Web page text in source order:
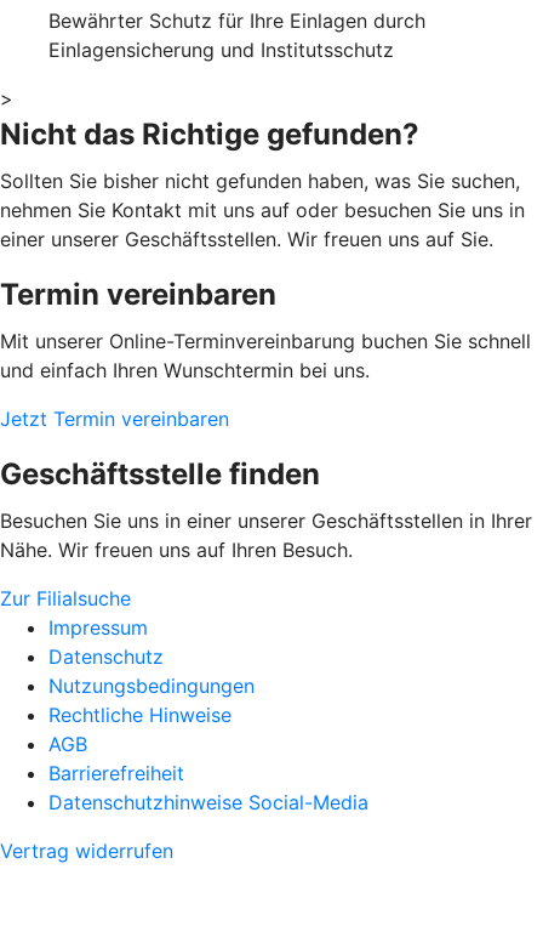
Bewährter Schutz für Ihre Einlagen durch
Einlagensicherung und Institutsschutz
>
Nicht das Richtige gefunden?
Sollten Sie bisher nicht gefunden haben, was Sie suchen,
nehmen Sie Kontakt mit uns auf oder besuchen Sie uns in
einer unserer Geschäftsstellen. Wir freuen uns auf Sie.
Termin vereinbaren
Mit unserer Online-Terminvereinbarung buchen Sie schnell
und einfach Ihren Wunschtermin bei uns.
Jetzt Termin vereinbaren
Geschäftsstelle finden
Besuchen Sie uns in einer unserer Geschäftsstellen in Ihrer
Nähe. Wir freuen uns auf Ihren Besuch.
Zur Filialsuche
Impressum
Datenschutz
Nutzungsbedingungen
Rechtliche Hinweise
AGB
Barrierefreiheit
Datenschutzhinweise Social-Media
Vertrag widerrufen